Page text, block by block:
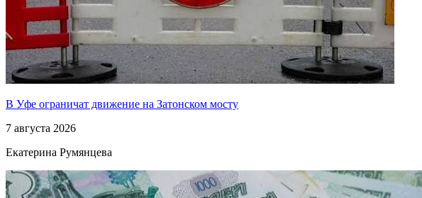
В Уфе ограничат движение на Затонском мосту
7 августа 2026
Екатерина Румянцева